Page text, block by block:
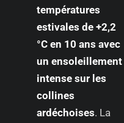
températures
estivales de +2,2
°C en 10 ans avec
un ensoleillement
intense sur les
collines
ardéchoises. La